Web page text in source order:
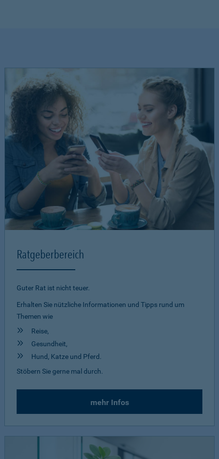
Ratgeberbereich
Guter Rat ist nicht teuer.
Erhalten Sie nützliche Informationen und Tipps rund um
Themen wie
Reise,
Gesundheit,
Hund, Katze und Pferd.
Stöbern Sie gerne mal durch.
mehr Infos